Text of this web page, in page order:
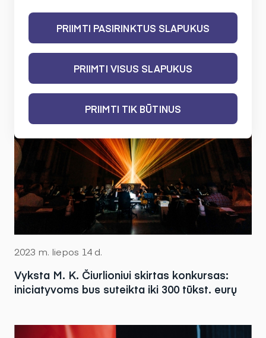
IEŠKOTI
2023 m. liepos 14 d.
Vyksta M. K. Čiurlioniui skirtas konkursas:
iniciatyvoms bus suteikta iki 300 tūkst. eurų
PRIIMTI PASIRINKTUS SLAPUKUS
PRIIMTI VISUS SLAPUKUS
PRIIMTI TIK BŪTINUS